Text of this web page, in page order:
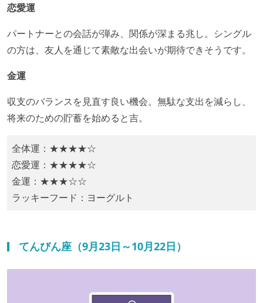
恋愛運
パートナーとの会話が弾み、関係が深まる兆し。シングル
の方は、友人を通じて素敵な出会いが期待できそうです。​
金運
​収支のバランスを見直す良い機会。無駄な支出を減らし、
将来のための貯蓄を始めると吉。​
全体運：★★★★☆
恋愛運：★★★★☆
金運：★★★☆☆
ラッキーフード：​ヨーグルト
てんびん座（9月23日～10月22日）